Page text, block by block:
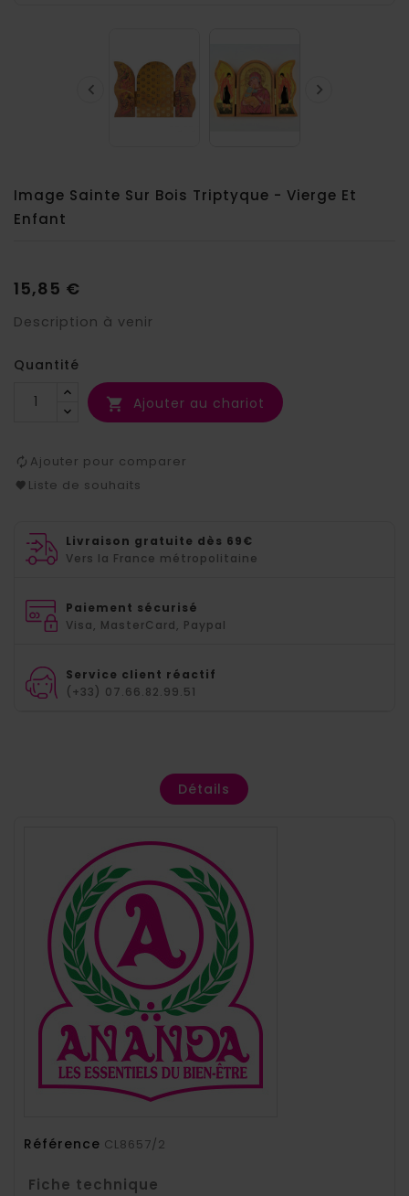
 
Image Sainte Sur Bois Triptyque - Vierge Et
Enfant
15,85 €
Description à venir
Quantité
 Ajouter au chariot
Ajouter pour comparer
Liste de souhaits
Livraison gratuite dès 69€
Vers la France métropolitaine
Paiement sécurisé
Visa, MasterCard, Paypal
Service client réactif
(+33) 07.66.82.99.51
Détails
Référence CL8657/2
Fiche technique